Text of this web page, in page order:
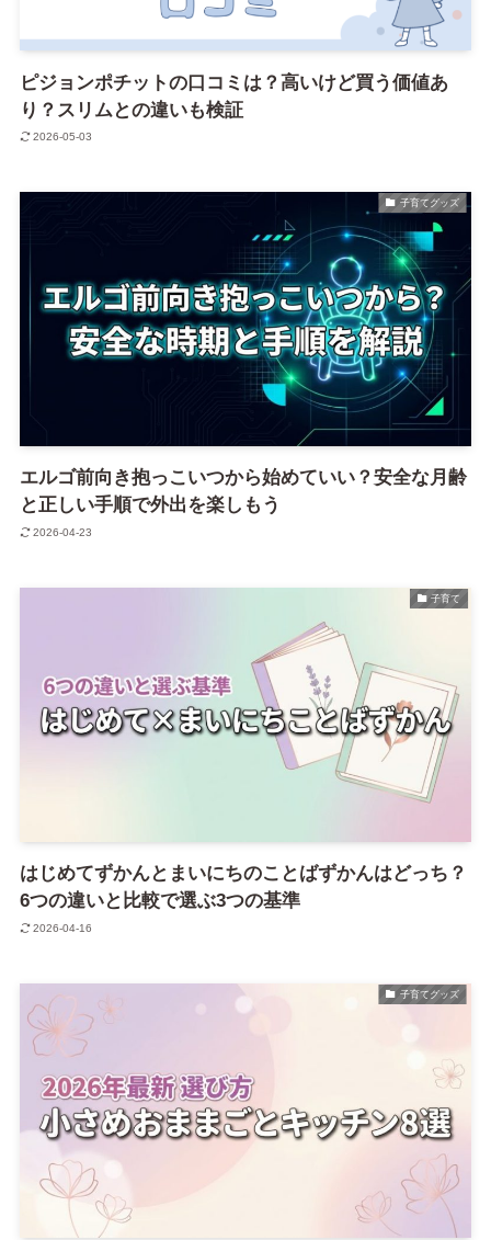
ピジョンポチットの口コミは？高いけど買う価値あ
り？スリムとの違いも検証
2026-05-03
子育てグッズ
エルゴ前向き抱っこいつから始めていい？安全な月齢
と正しい手順で外出を楽しもう
2026-04-23
子育て
はじめてずかんとまいにちのことばずかんはどっち？
6つの違いと比較で選ぶ3つの基準
2026-04-16
子育てグッズ